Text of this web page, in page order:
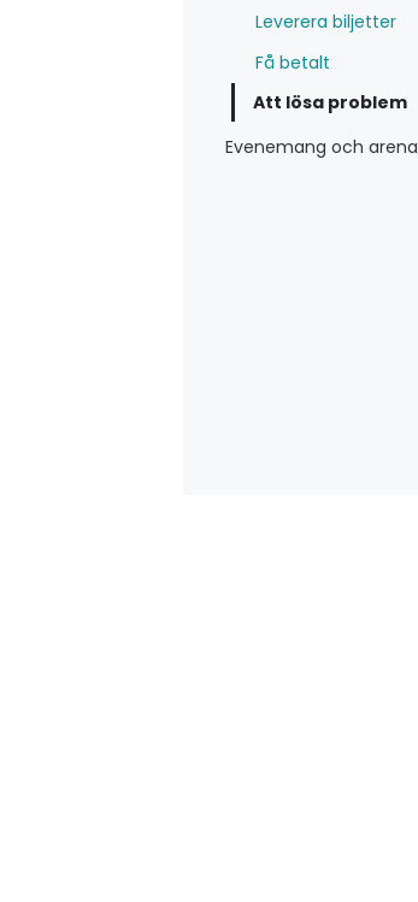
Leverera biljetter
Få betalt
Att lösa problem
Evenemang och arena